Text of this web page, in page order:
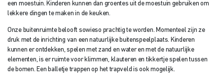
een moestuin. Kinderen kunnen dan groentes uit de moestuin gebruiken om
lekkere dingen te maken in de keuken.
Onze buitenruimte belooft sowieso prachtig te worden. Momenteel zijn ze
druk met de inrichting van een natuurlijke buitenspeelplaats. Kinderen
kunnen er ontdekken, spelen met zand en water en met de natuurlijke
elementen, is er ruimte voor klimmen, klauteren en tikkertje spelen tussen
de bomen. Een balletje trappen op het trapveld is ook mogelijk.